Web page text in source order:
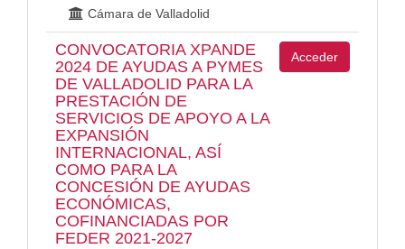
Cámara de Valladolid
CONVOCATORIA XPANDE
2024 DE AYUDAS A PYMES
DE VALLADOLID PARA LA
PRESTACIÓN DE
SERVICIOS DE APOYO A LA
EXPANSIÓN
INTERNACIONAL, ASÍ
COMO PARA LA
CONCESIÓN DE AYUDAS
ECONÓMICAS,
COFINANCIADAS POR
FEDER 2021-2027
Acceder